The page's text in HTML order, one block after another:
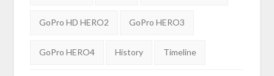
GoPro HD HERO2 GoPro HERO3
GoPro HERO4 History Timeline